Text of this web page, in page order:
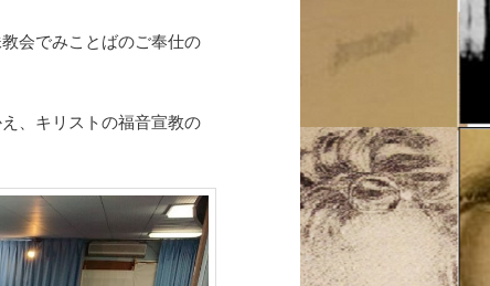
会でみことばのご奉仕の
、キリストの福音宣教の